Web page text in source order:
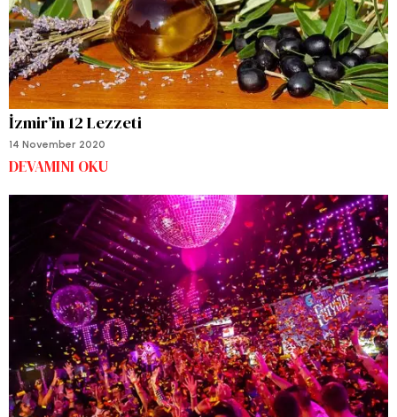
İzmir’in 12 Lezzeti
14 November 2020
DEVAMINI OKU